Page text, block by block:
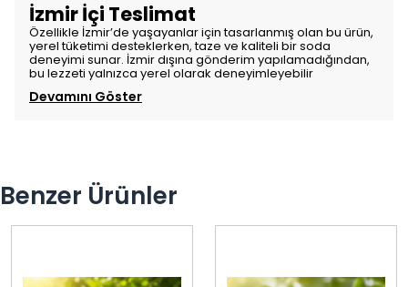
İzmir İçi Teslimat
Özellikle İzmir’de yaşayanlar için tasarlanmış olan bu ürün,
yerel tüketimi desteklerken, taze ve kaliteli bir soda
deneyimi sunar. İzmir dışına gönderim yapılamadığından,
bu lezzeti yalnızca yerel olarak deneyimleyebilir
Devamını Göster
Benzer Ürünler